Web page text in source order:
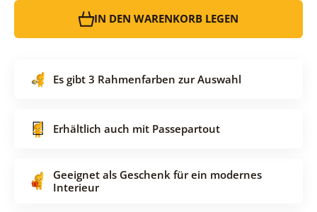
IN DEN WARENKORB LEGEN
Es gibt 3 Rahmenfarben zur Auswahl
Erhältlich auch mit Passepartout
Geeignet als Geschenk für ein modernes
Interieur